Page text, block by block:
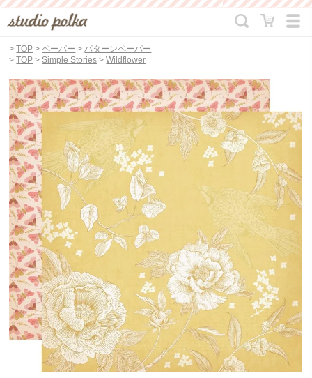
>TOP >ペーパー >パターンペーパー
>TOP > Simple Stories >Wildflower